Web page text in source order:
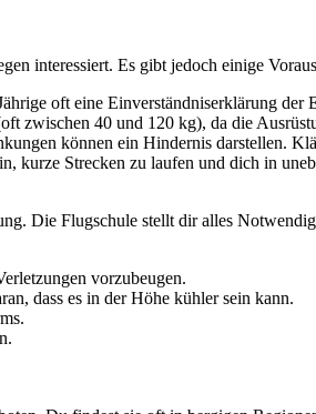
interessiert. Es gibt jedoch einige
oft eine Einverständniserklärung der
zwischen 40 und 120 kg), da die
können ein Hindernis darstellen.
kurze Strecken zu laufen und dich in
Die Flugschule stellt dir alles
vorzubeugen.
dass es in der Höhe kühler sein kann.